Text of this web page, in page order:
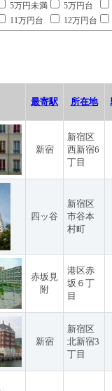
5万円未満 5万円台
11万円台
12万円台
最寄駅 所在地
新宿
新宿区
西新宿6
丁目
四ッ谷
新宿区
市谷本
村町
赤坂見
附
港区赤
坂６丁
目
新宿
新宿区
北新宿3
丁目